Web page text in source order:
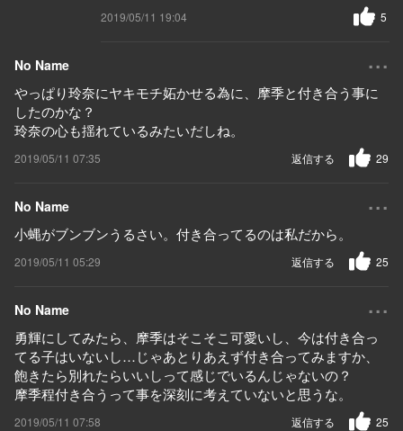
2019/05/11 19:04 5
No Name ...
やっぱり玲奈にヤキモチ妬かせる為に、摩季と付き合う事に
したのかな？
玲奈の心も揺れているみたいだしね。
2019/05/11 07:35 29
返信する
No Name ...
小蝿がブンブンうるさい。付き合ってるのは私だから。
2019/05/11 05:29 25
返信する
No Name ...
勇輝にしてみたら、摩季はそこそこ可愛いし、今は付き合っ
てる子はいないし…じゃあとりあえず付き合ってみますか、
飽きたら別れたらいいしって感じでいるんじゃないの？
摩季程付き合うって事を深刻に考えていないと思うな。
2019/05/11 07:58 25
返信する